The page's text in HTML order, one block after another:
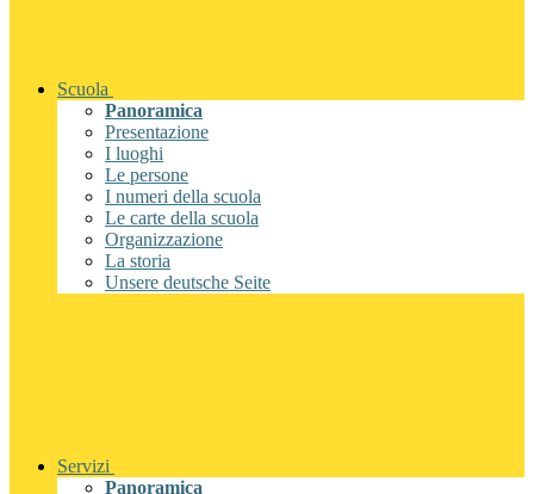
Scuola
Panoramica
Presentazione
I luoghi
Le persone
I numeri della scuola
Le carte della scuola
Organizzazione
La storia
Unsere deutsche Seite
Servizi
Panoramica